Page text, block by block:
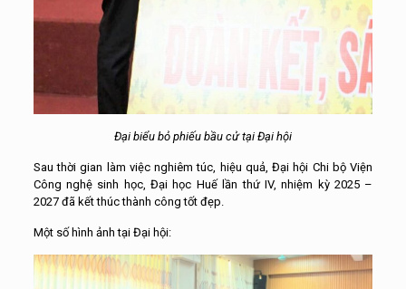
Đại biểu bỏ phiếu bầu cử tại Đại hội
Sau thời gian làm việc nghiêm túc, hiệu quả, Đại hội Chi bộ Viện
Công nghệ sinh học, Đại học Huế lần thứ IV, nhiệm kỳ 2025 –
2027 đã kết thúc thành công tốt đẹp.
Một số hình ảnh tại Đại hội: